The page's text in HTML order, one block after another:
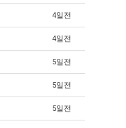
4일전
4일전
5일전
5일전
5일전